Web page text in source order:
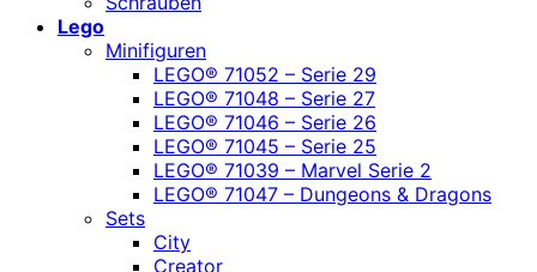
Lego
Minifiguren
LEGO® 71052 – Serie 29
LEGO® 71048 – Serie 27
LEGO® 71046 – Serie 26
LEGO® 71045 – Serie 25
LEGO® 71039 – Marvel Serie 2
LEGO® 71047 – Dungeons & Dragons
Sets
City
Creator